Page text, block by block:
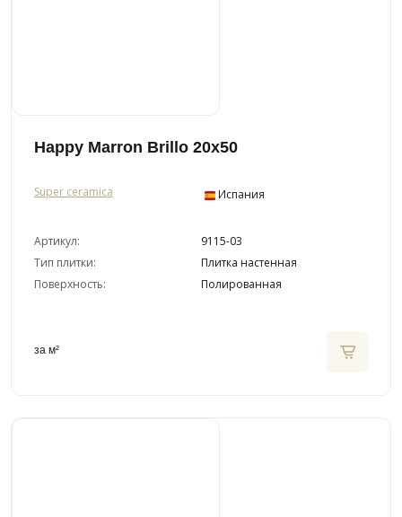
Happy Marron Brillo 20x50
Super ceramica Испания
Артикул:
9115-03
Тип плитки:
Плитка настенная
Поверхность:
Полированная
за м²